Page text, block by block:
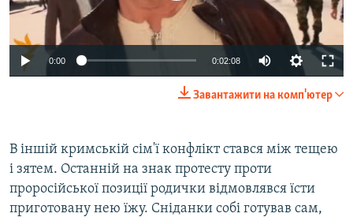
0:00 0:02:08
Завантажити на комп'ютер
В іншій кримській сім'ї конфлікт стався між тещею
і зятем. Останній на знак протесту проти
проросійської позиції родички відмовлявся їсти
приготовану нею їжу. Сніданки собі готував сам,